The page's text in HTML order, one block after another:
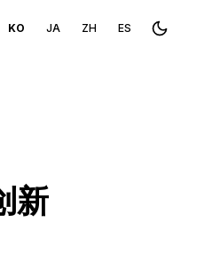
KO JA ZH ES Toggle
新